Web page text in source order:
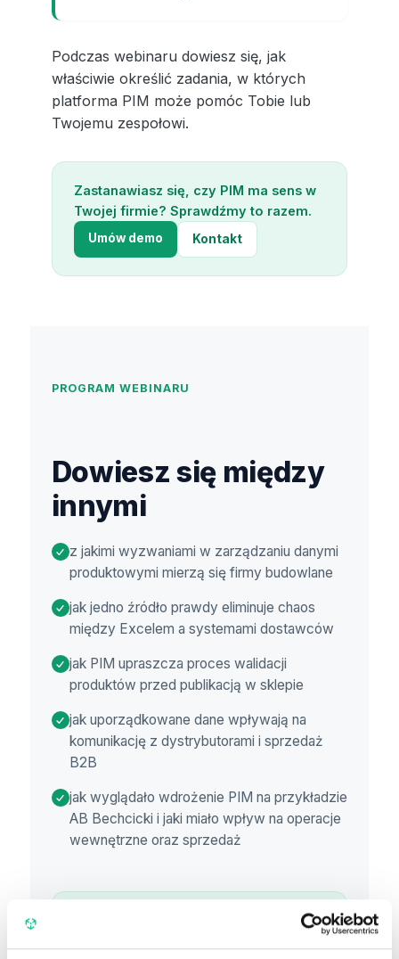
Podczas webinaru dowiesz się, jak
właściwie określić zadania, w których
platforma PIM może pomóc Tobie lub
Twojemu zespołowi.
Zastanawiasz się, czy PIM ma sens w
Twojej firmie? Sprawdźmy to razem.
Umów demo Kontakt
PROGRAM WEBINARU
Dowiesz się między
innymi
z jakimi wyzwaniami w zarządzaniu danymi
produktowymi mierzą się firmy budowlane
jak jedno źródło prawdy eliminuje chaos
między Excelem a systemami dostawców
jak PIM upraszcza proces walidacji
produktów przed publikacją w sklepie
jak uporządkowane dane wpływają na
komunikację z dystrybutorami i sprzedaż
B2B
jak wyglądało wdrożenie PIM na przykładzie
AB Bechcicki i jaki miało wpływ na operacje
wewnętrzne oraz sprzedaż
Chcesz zobaczyć te rozwiązania na